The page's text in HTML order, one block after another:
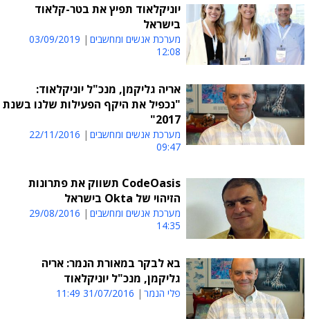
יוניקלאוד תפיץ את בטר-קלאוד
בישראל
מערכת אנשים ומחשבים
03/09/2019
12:08
אריה גליקמן, מנכ"ל יוניקלאוד:
"נכפיל את היקף הפעילות שלנו בשנת
2017"
מערכת אנשים ומחשבים
22/11/2016
09:47
CodeOasis תשווק את פתרונות
הזיהוי של Okta בישראל
מערכת אנשים ומחשבים
29/08/2016
14:35
בא לבקר במאורת הנמר: אריה
גליקמן, מנכ"ל יוניקלאוד
פלי הנמר 31/07/2016 11:49